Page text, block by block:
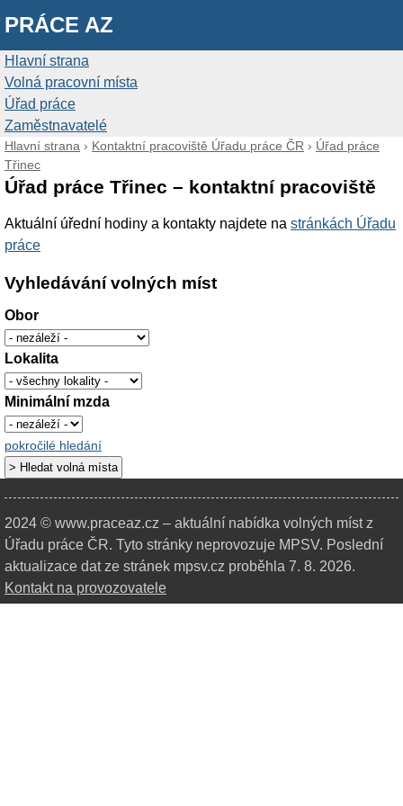
PRÁCE AZ
Hlavní strana
Volná pracovní místa
Úřad práce
Zaměstnavatelé
Hlavní strana › Kontaktní pracoviště Úřadu práce ČR › Úřad práce
Třinec
Úřad práce Třinec – kontaktní pracoviště
Aktuální úřední hodiny a kontakty najdete na stránkách Úřadu
práce
Vyhledávání volných míst
Obor
Lokalita
Minimální mzda
pokročilé hledání
2024 © www.praceaz.cz – aktuální nabídka volných míst z
Úřadu práce ČR. Tyto stránky neprovozuje MPSV. Poslední
aktualizace dat ze stránek mpsv.cz proběhla 7. 8. 2026.
Kontakt na provozovatele